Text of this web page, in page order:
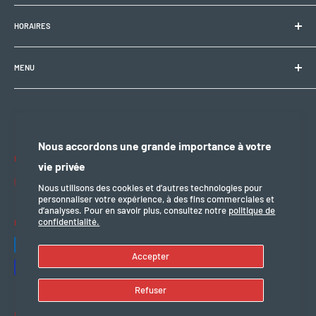
Nous accordons une grande importance à votre
vie privée
Nous utilisons des cookies et d’autres technologies pour
personnaliser votre expérience, à des fins commerciales et
d’analyses. Pour en savoir plus, consultez notre politique de
confidentialité.
Accepter
Refuser
1008 Prilly (VD), Suisse
+41 21 946 10 30
HORAIRES
MENU
Condition générale et de service
Politique de remboursement
mention légal
Nous suivre
Nous acceptons
© 2026 Electro Bike Zone